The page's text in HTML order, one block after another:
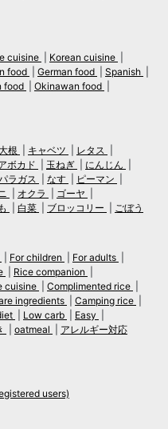
cuisine
Korean cuisine
food German food
Spanish
food
Okinawan food
根 キャベツ
レタス
ボカド 玉ねぎ
にんじん
ラガス なす
ピーマン
オクラ
ゴーヤ
白菜 ブロッコリー ごぼう
For children
For adults
Rice companion
cuisine
Complimented rice
ingredients
Camping rice
Low carb
Easy
oatmeal アレルギー対応
users)